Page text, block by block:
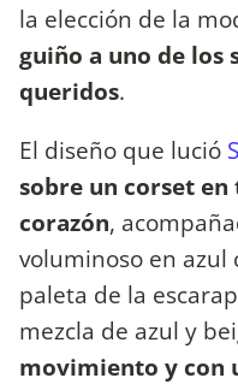
la elección de la
guiño a uno de los
queridos.
El diseño que lució
sobre un corset
corazón,
voluminoso en azul
paleta de la
mezcla de azul y
movimiento y con